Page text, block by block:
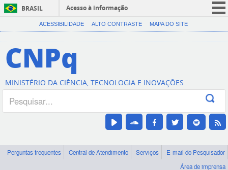
BRASIL
Acesso à informação
CORONAVÍRUS (COVID-19)
Canais
ACESSIBILIDADE ALTO CONTRASTE MAPA DO SITE
CNPq
MINISTÉRIO DA CIÊNCIA, TECNOLOGIA E INOVAÇÕES
Perguntas frequentes Central de Atendimento Serviços
E-mail do Pesquisador
Área de imprensa